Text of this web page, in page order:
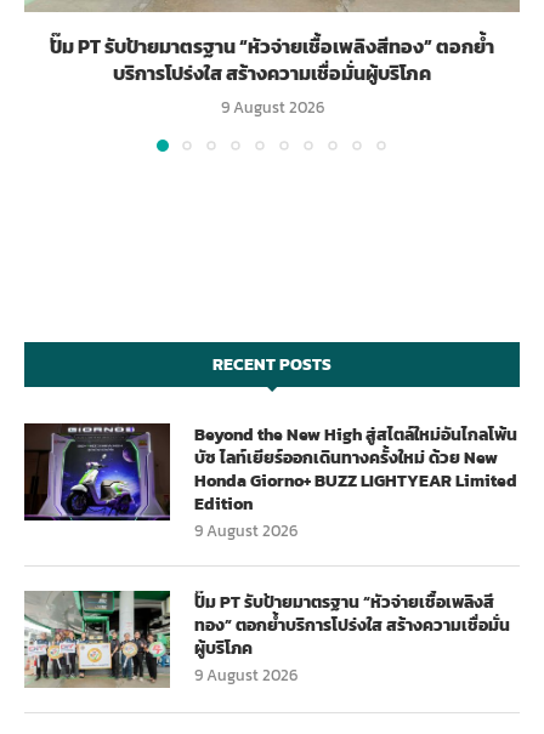
ปั๊ม PT รับป้ายมาตรฐาน “หัวจ่ายเชื้อเพลิงสีทอง” ตอกย้ำ
บริการโปร่งใส สร้างความเชื่อมั่นผู้บริโภค
9 August 2026
RECENT POSTS
Beyond the New High สู่สไตล์ใหม่อันไกลโพ้น
บัซ ไลท์เยียร์ออกเดินทางครั้งใหม่ ด้วย New
Honda Giorno+ BUZZ LIGHTYEAR Limited
Edition
9 August 2026
ปั๊ม PT รับป้ายมาตรฐาน “หัวจ่ายเชื้อเพลิงสี
ทอง” ตอกย้ำบริการโปร่งใส สร้างความเชื่อมั่น
ผู้บริโภค
9 August 2026